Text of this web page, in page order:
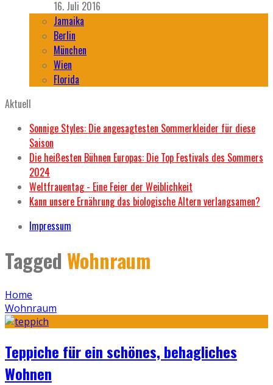
16. Juli 2016
Jamaika
Berlin
München
Wien
Florida
Aktuell
Sonnige Styles: Die angesagtesten Sommerkleider für diese
Saison
Die heißesten Bühnen Europas: Die Top Festivals des Sommers
2024
Weltfrauentag - Eine Feier der Weiblichkeit
Kann unsere Ernährung das biologische Altern verlangsamen?
Impressum
Tagged Wohnraum
Home
Wohnraum
Teppiche für ein schönes, behagliches
Wohnen